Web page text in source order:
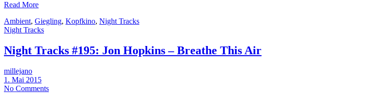
Read More
Ambient, Giegling, Kopfkino, Night Tracks
Night Tracks
Night Tracks #195: Jon Hopkins – Breathe This Air
millejano
1. Mai 2015
No Comments